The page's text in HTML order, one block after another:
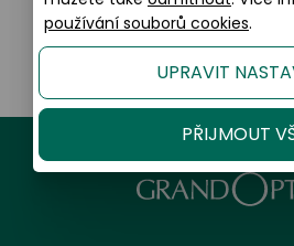
používání souborů cookies.
UPRAVIT
PŘIJMOUT